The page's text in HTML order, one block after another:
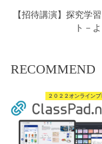
【招待講演】探究学
ト－
RECOMMEND
２０２２オンラインプ